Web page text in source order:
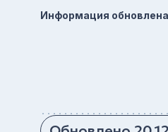
Информация